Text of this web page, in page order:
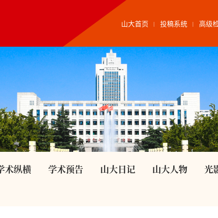
山大首页 投稿系统 高级
术纵横 学术预告 山大日记 山大人物 光